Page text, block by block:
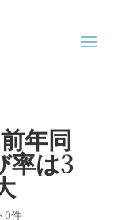
年同
率は3
0件